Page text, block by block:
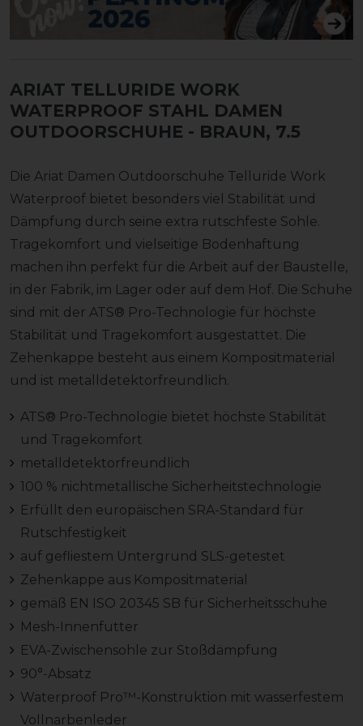
ARIAT TELLURIDE WORK
WATERPROOF STAHL DAMEN
OUTDOORSCHUHE - BRAUN, 7.5
Die Ariat Damen Outdoorschuhe Telluride Work
Waterproof bietet besonders viel Stabilität und
Dämpfung durch seine extra rutschfeste Sohle.
Tragekomfort und vielseitige Bodenhaftung
machen ihn perfekt für die Arbeit auf der Baustelle,
in der Fabrik, im Lager oder auf dem Hof. Die Schuhe
sind mit der ATS® Pro-Technologie für höchste
Stabilität und Tragekomfort ausgestattet. Die
Zehenkappe besteht aus einem Kompositmaterial
und ist metalldetektorfreundlich.
ATS® Pro-Technologie bietet höchste Stabilität
und Tragekomfort
metalldetektorfreundlich
100 % nichtmetallische Sicherheitstechnologie
Erfüllt den europäischen SRA-Standard für
Rutschfestigkeit
auf gefliestem Untergrund SLS-getestet
Zehenkappe aus Kompositmaterial
gemäß EN ISO 20345 SB für Sicherheitsschuhe
Mesh-Innenfutter
EVA-Zwischensohle zur Stoßdämpfung
90°-Absatz
Waterproof Pro™-Konstruktion mit wasserfestem
Vollnarbenleder